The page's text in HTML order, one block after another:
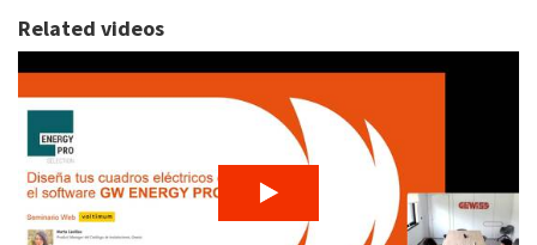
Related videos